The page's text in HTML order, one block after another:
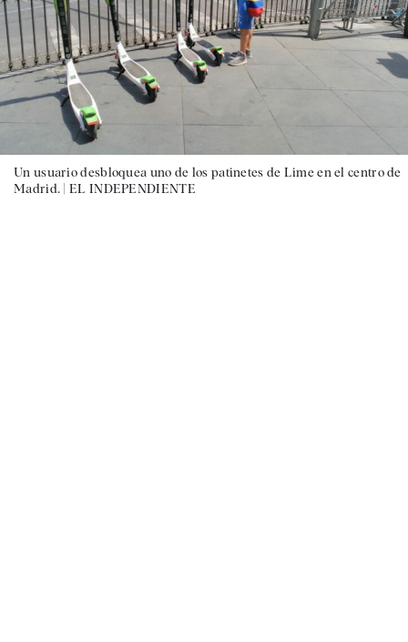
Un usuario desbloquea uno de los patinetes de Lime en el centro de
Madrid. | EL INDEPENDIENTE